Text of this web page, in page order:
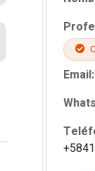
Email: